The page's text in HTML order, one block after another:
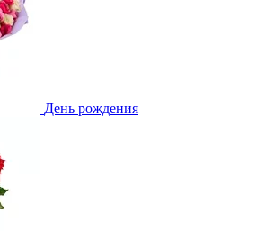
День рождения